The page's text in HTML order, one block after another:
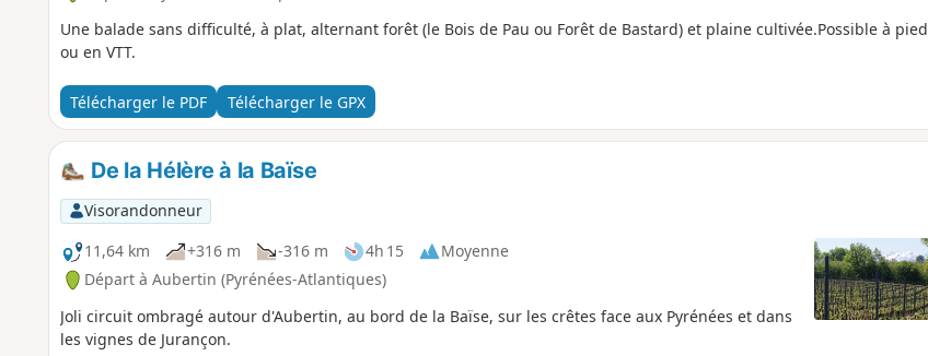
Une balade sans difficulté, à plat, alternant forêt (le Bois de Pau ou Forêt de Bastard) et plaine cultivée.Possible à pied
ou en VTT.
Télécharger le PDF Télécharger le GPX
De la Hélère à la Baïse
Visorandonneur
11,64 km
+316 m -316 m 4h 15
Moyenne
Départ à Aubertin (Pyrénées-Atlantiques)
Joli circuit ombragé autour d'Aubertin, au bord de la Baïse, sur les crêtes face aux Pyrénées et dans
les vignes de Jurançon.